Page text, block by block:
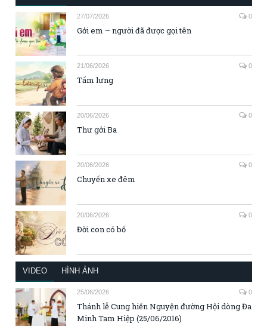
27/07/2026 0
Gởi em – người đã được gọi tên
21/06/2026 0
Tấm lưng
20/06/2026 0
Thư gởi Ba
20/06/2026 0
Chuyến xe đêm
20/06/2026 0
Đời con có bố
VIDEO HÌNH ẢNH
25/06/2026 0
Thánh lễ Cung hiến Nguyện đường Hội dòng Đa
Minh Tam Hiệp (25/06/2016)